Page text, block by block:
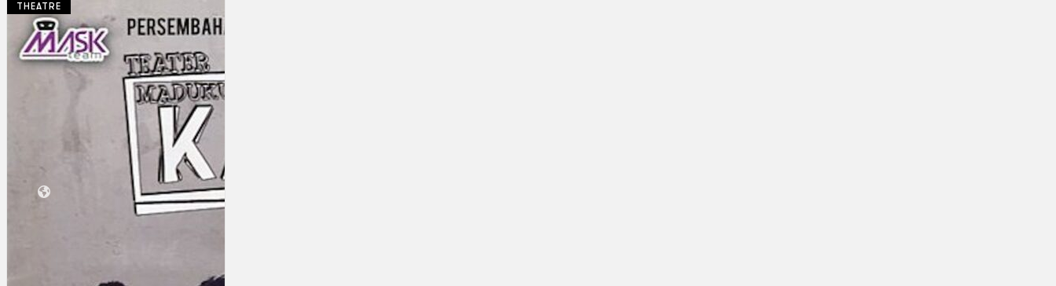
Koleksi Kami
Teater
Sejarah Lisan
Mengenai Kami
THEATRE